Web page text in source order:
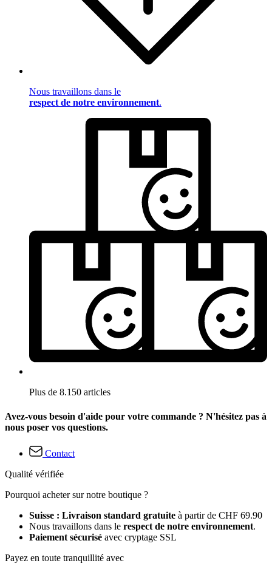
Nous travaillons dans le
respect de notre environnement.
Plus de 8.150 articles
Avez-vous besoin d'aide pour votre commande ? N'hésitez pas à
nous poser vos questions.
Contact
Qualité vérifiée
Pourquoi acheter sur notre boutique ?
Suisse : Livraison standard gratuite à partir de CHF 69.90
Nous travaillons dans le respect de notre environnement.
Paiement sécurisé avec cryptage SSL
Payez en toute tranquillité avec